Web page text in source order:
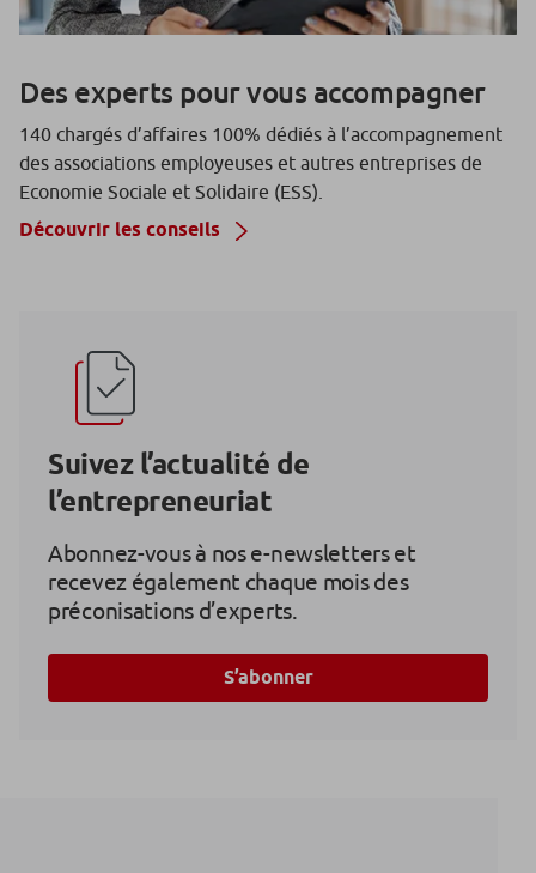
Des experts pour vous accompagner
140 chargés d’affaires 100% dédiés à l’accompagnement
des associations employeuses et autres entreprises de
Economie Sociale et Solidaire (ESS).
Découvrir les conseils
Suivez l’actualité de
l’entrepreneuriat
Abonnez-vous à nos e-newsletters et
recevez également chaque mois des
préconisations d’experts.
S’abonner